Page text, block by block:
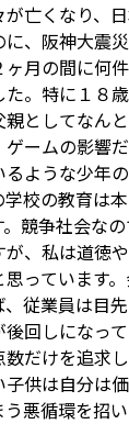
亡くなり、
に、阪神大震
ヶ月の間に何
。特に１８
としてなん
ゲームの影響
るような少年
学校の教育は
競争社会な
、私は道徳
っています
従業員は目
回しになっ
だけを追求
子供は自分は
悪循環を招